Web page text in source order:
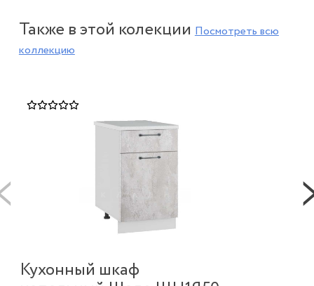
FGV с доводчиком
190 ₽
Также в этой колекцииПосмотреть всю
коллекцию
Кухонный шкаф